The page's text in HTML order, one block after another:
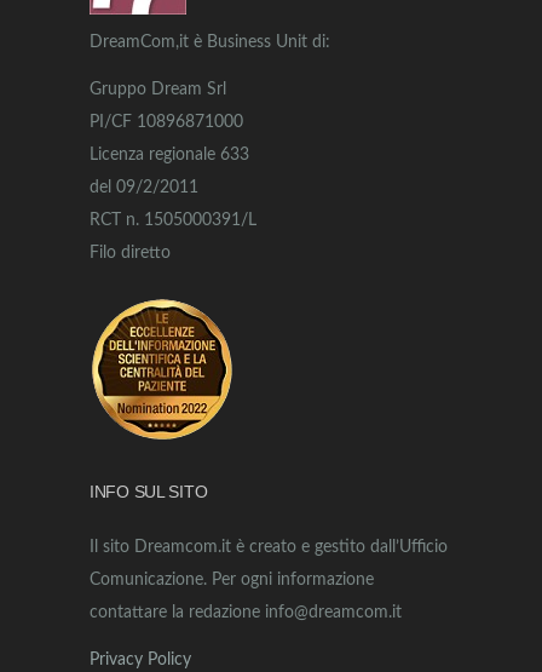
DreamCom,it è Business Unit di:
Gruppo Dream Srl
PI/CF 10896871000
Licenza regionale 633
del 09/2/2011
RCT n. 1505000391/L
Filo diretto
INFO SUL SITO
Il sito Dreamcom.it è creato e gestito dall’Ufficio
Comunicazione. Per ogni informazione
contattare la redazione info@dreamcom.it
Privacy Policy